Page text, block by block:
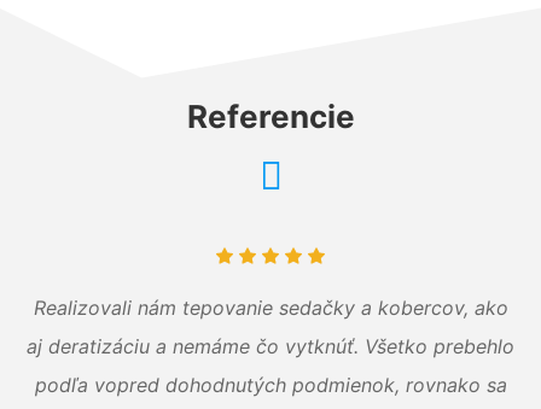
Referencie
Realizovali nám tepovanie sedačky a kobercov, ako
aj deratizáciu a nemáme čo vytknúť. Všetko prebehlo
podľa vopred dohodnutých podmienok, rovnako sa